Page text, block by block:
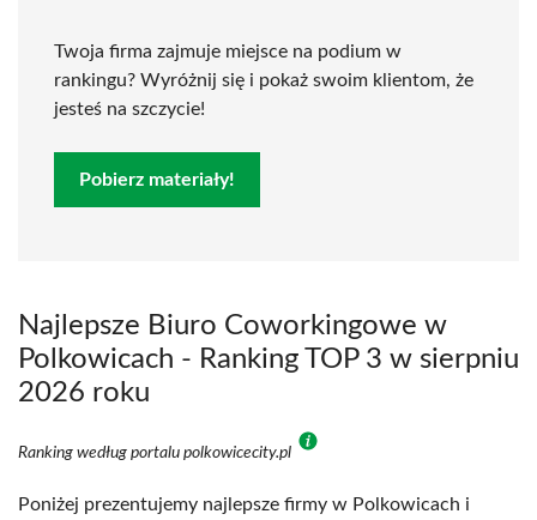
Twoja firma zajmuje miejsce na podium w
rankingu? Wyróżnij się i pokaż swoim klientom, że
jesteś na szczycie!
Pobierz materiały!
Najlepsze Biuro Coworkingowe w
Polkowicach - Ranking TOP 3 w sierpniu
2026 roku
Ranking według portalu polkowicecity.pl
Poniżej prezentujemy najlepsze firmy w Polkowicach i